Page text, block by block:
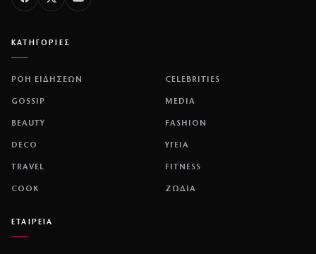
ΚΑΤΗΓΟΡΙΕΣ
ΡΟΗ ΕΙΔΗΣΕΩΝ CELEBRITIES
GOSSIP MEDIA
BEAUTY FASHION
DECO ΥΓΕΙΑ
TRAVEL FITNESS
COOK ΖΩΔΙΑ
ΕΤΑΙΡΕΙΑ